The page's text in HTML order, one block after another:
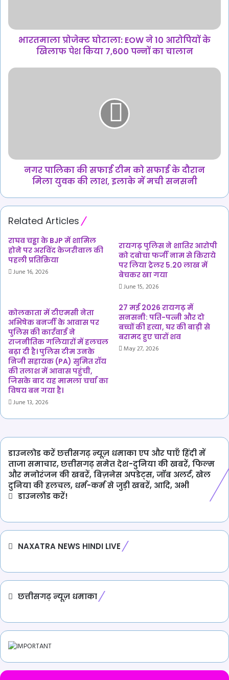
खिलाफ
पन्नों
भारतमाला प्रोजेक्ट घोटाला: EOW ने 10 आरोपियों के
खिलाफ पेश किया 7,600 पन्नों का चालान
नगर
दौरान
लाश,
में
सनसनी
नगर पालिका की सफाई टीम को सफाई के दौरान
मिला युवक की लाश, इलाके में मची सनसनी
Related Articles
राघव चड्ढा के BJP में शामिल
होने पर अरविंद केजरीवाल की
पहली प्रतिक्रिया
June 16, 2026
रायगढ़ पुलिस ने शातिर आरोपी
को दबोचा फर्जी नाम से किराये
पर लिया ट्रेलर 5.20 लाख में
बेचकर खा गया
June 15, 2026
कोलकाता में टीएमसी नेता
अभिषेक बनर्जी के आवास पर
पुलिस की कार्रवाई ने
राजनीतिक गलियारों में हलचल
बढ़ा दी है। पुलिस टीम उनके
निजी सहायक (PA) सुमित रॉय
की तलाश में आवास पहुंची,
जिसके बाद यह मामला चर्चा का
विषय बन गया है।
June 13, 2026
27 मई 2026 रायगढ़ में
सनसनी: पति-पत्नी और दो
बच्चों की हत्या, घर की बाड़ी से
बरामद हुए चारों शव
May 27, 2026
डाउनलोड करें छत्तीसगढ़ न्यूज़ धमाका एप और पाएँ हिंदी में
ताजा समाचार, छत्तीसगढ़ समेत देश-दुनिया की खबरें, फिल्म
और मनोरंजन की खबरें, बिज़नेस अपडेट्स, जॉब अलर्ट, खेल
दुनिया की हलचल, धर्म-कर्म से जुड़ी खबरें, आदि, अभी
डाउनलोड करें!
NAXATRA NEWS HINDI LIVE
छत्तीसगढ़ न्यूज़ धमाका